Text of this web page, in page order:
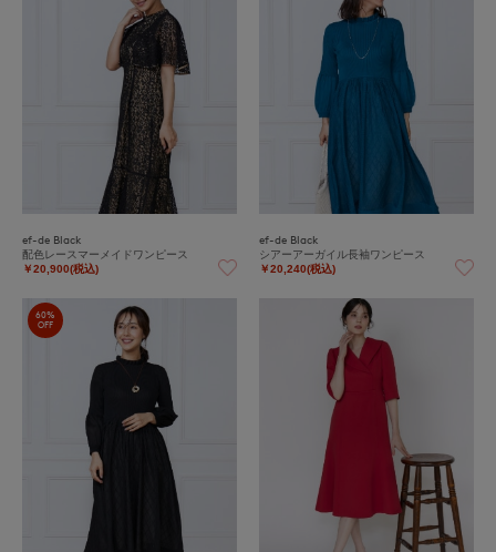
ef-de Black
配色レースマーメイドワンピース
￥20,900(税込)
ef-de Black
シアーアーガイル長袖ワンピース
￥20,240(税込)
60%
OFF